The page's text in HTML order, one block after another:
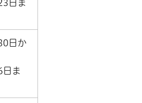
日ま
日か
ま